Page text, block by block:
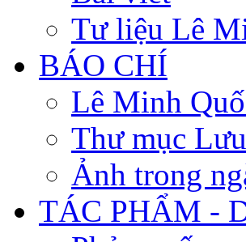
Tư liệu Lê
BÁO CHÍ
Lê Minh
Thư mục
Ảnh trong
TÁC PHẨM -